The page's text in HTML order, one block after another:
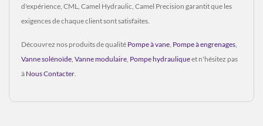
d'expérience, CML, Camel Hydraulic, Camel Precision garantit que les
exigences de chaque client sont satisfaites.
Découvrez nos produits de qualité Pompe à vane Pompe à engrenages
Vanne solénoïde Vanne modulaire Pompe hydrauliqueet n'hésitez pas
à Nous Contacter